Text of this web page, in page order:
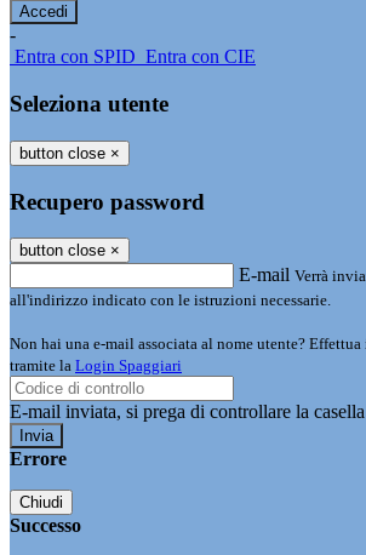
-
Entra con SPID Entra con CIE
Seleziona utente
button close ×
Recupero password
button close ×
E-mail Verrà
all'indirizzo indicato con le istruzioni necessarie.
Non hai una e-mail associata al nome utente?
tramite la Login Spaggiari
E-mail inviata, si prega di controllare la
Errore
Chiudi
Successo